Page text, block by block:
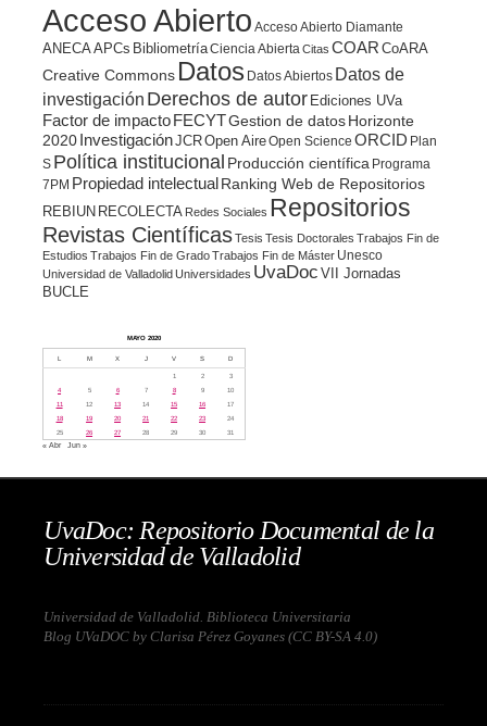
Acceso Abierto Acceso Abierto Diamante
ANECA APCs BibliometríaCiencia Abierta Citas COAR CoARA
Creative Commons Datos Datos Abiertos Datos de
investigación Derechos de autor Ediciones UVa
Factor de impacto FECYTGestion de datosHorizonte
2020 InvestigaciónJCROpen AireOpen Science ORCID Plan
S Política institucional Producción científica Programa
7PM Propiedad intelectualRanking Web de Repositorios
REBIUN RECOLECTA Redes Sociales Repositorios
Revistas CientíficasTesis Tesis Doctorales Trabajos Fin de
Estudios Trabajos Fin de GradoTrabajos Fin de Máster Unesco
Universidad de ValladolidUniversidades UvaDoc VII Jornadas
BUCLE
MAYO 2020
L M X J V S D
1 2
3
4
5 6 7 8 9
10
11
12 13 14 15 16
17
18
19 20 21 22 23
24
25
26 27 28 29 30 31
« Abr Jun »
UvaDoc: Repositorio Documental de la
Universidad de Valladolid
Universidad de Valladolid. Biblioteca Universitaria
Blog UVaDOC by Clarisa Pérez Goyanes (CC BY-SA 4.0)